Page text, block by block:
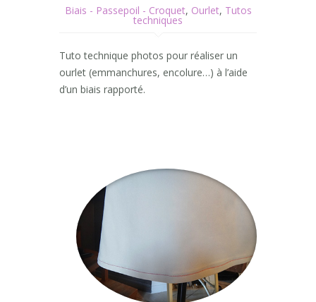
Biais - Passepoil - Croquet, Ourlet, Tutos
techniques
Tuto technique photos pour réaliser un
ourlet (emmanchures, encolure…) à l’aide
d’un biais rapporté.